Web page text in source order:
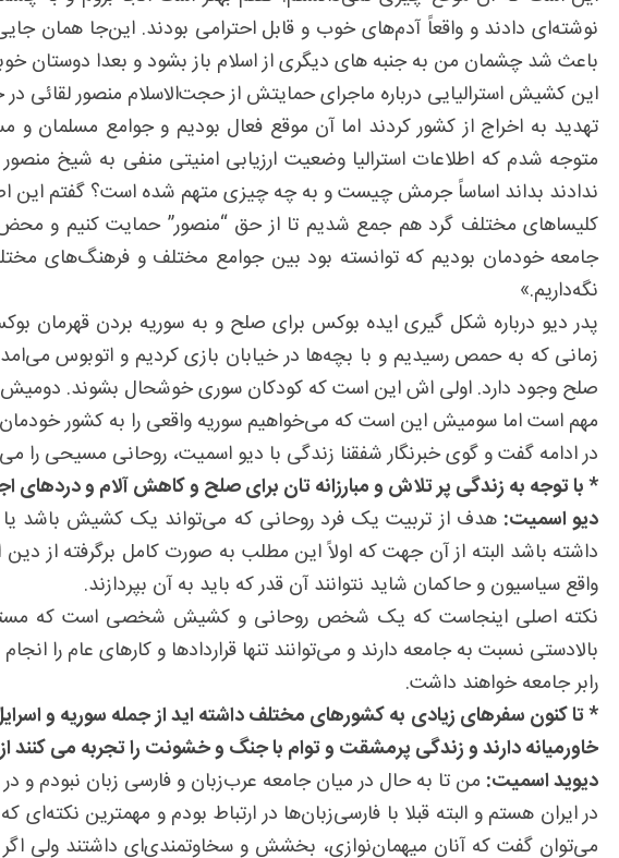
نوشته‌ای دادند و واقعاً آدم‌های خوب و قابل احترامی بودند. این‌جا همان
باعث شد چشمان من به جنبه های دیگری از اسلام باز بشود و بعدا دوستان
این کشیش استرالیایی درباره ماجرای حمایتش از حجت‌الاسلام منصور لقائی
تهدید به اخراج از کشور کردند اما آن موقع فعال بودیم و جوامع
متوجه شدم که اطلاعات استرالیا وضعیت ارزیابی امنیتی منفی به شیخ
ندادند بداند اساساً جرمش چیست و به چه چیزی متهم شده است؟ گفتم این
کلیساهای مختلف گرد هم جمع شدیم تا از حق “منصور” حمایت کنیم و
جامعه خودمان بودیم که توانسته بود بین جوامع مختلف و فرهنگ‌های
نگه‌داریم.»
پدر دیو درباره شکل گیری ایده بوکس برای صلح و به سوریه بردن قهرمان
زمانی که به حمص رسیدیم و با بچه‌ها در خیابان بازی کردیم و اتوبوس
صلح وجود دارد. اولی اش این است که کودکان سوری خوشحال بشوند. دومیش
مهم است اما سومیش این است که می‌خواهیم سوریه واقعی را به کشور
در ادامه گفت و گوی خبرنگار شفقنا زندگی با دیو اسمیت، روحانی مسیحی را
* با توجه به زندگی پر تلاش و مبارزانه تان برای صلح و کاهش آلام و
دیو اسمیت: هدف از تربیت یک فرد روحانی که می‌تواند یک کشیش باشد یا
داشته باشد البته از آن جهت که اولاً این مطلب به صورت کامل برگرفته
واقع سیاسیون و حاکمان شاید نتوانند آن قدر که باید به آن بپردازند.
نکته اصلی اینجاست که یک شخص روحانی و کشیش شخصی است که مستقیماً
بالادستی نسبت به جامعه دارند و می‌توانند تنها قراردادها و کارهای عام را
رابر جامعه خواهند داشت.
* تا کنون سفرهای زیادی به کشورهای مختلف داشته اید از جمله سوریه و
خاورمیانه دارند و زندگی پرمشقت و توام با جنگ و خشونت را تجربه می
دیوید اسمیت: من تا به حال در میان جامعه عرب‌زبان و فارسی زبان نبودم و
در ایران هستم و البته قبلا با فارسی‌زبان‌ها در ارتباط بودم و مهمترین
می‌توان گفت که آنان میهمان‌نوازی، بخشش و سخاوتمندی‌ای داشتند ولی اگر